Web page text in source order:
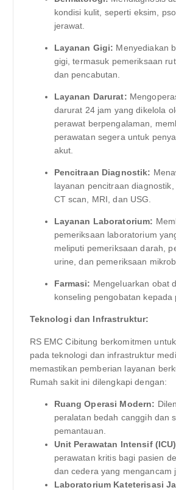
kondisi kulit, seperti eksim,
jerawat.
Layanan Gigi: Menyediakan
gigi, termasuk pemeriksaan
dan pencabutan.
Layanan Darurat:
darurat 24 jam yang dikelola
perawat berpengalaman,
perawatan segera untuk
akut.
Pencitraan Diagnostik:
layanan pencitraan diagnostik,
CT scan, MRI, dan USG.
Layanan Laboratorium:
pemeriksaan laboratorium
meliputi pemeriksaan darah,
urine, dan pemeriksaan
Farmasi: Mengeluarkan obat
konseling pengobatan kepada
Teknologi dan Infrastruktur:
RS EMC Cibitung berkomitmen
pada teknologi dan infrastruktur
memastikan pemberian layanan
Rumah sakit ini dilengkapi dengan:
Ruang Operasi Modern:
peralatan bedah canggih dan
pemantauan.
Unit Perawatan Intensif
perawatan kritis bagi pasien
dan cedera yang mengancam
Laboratorium Kateterisasi